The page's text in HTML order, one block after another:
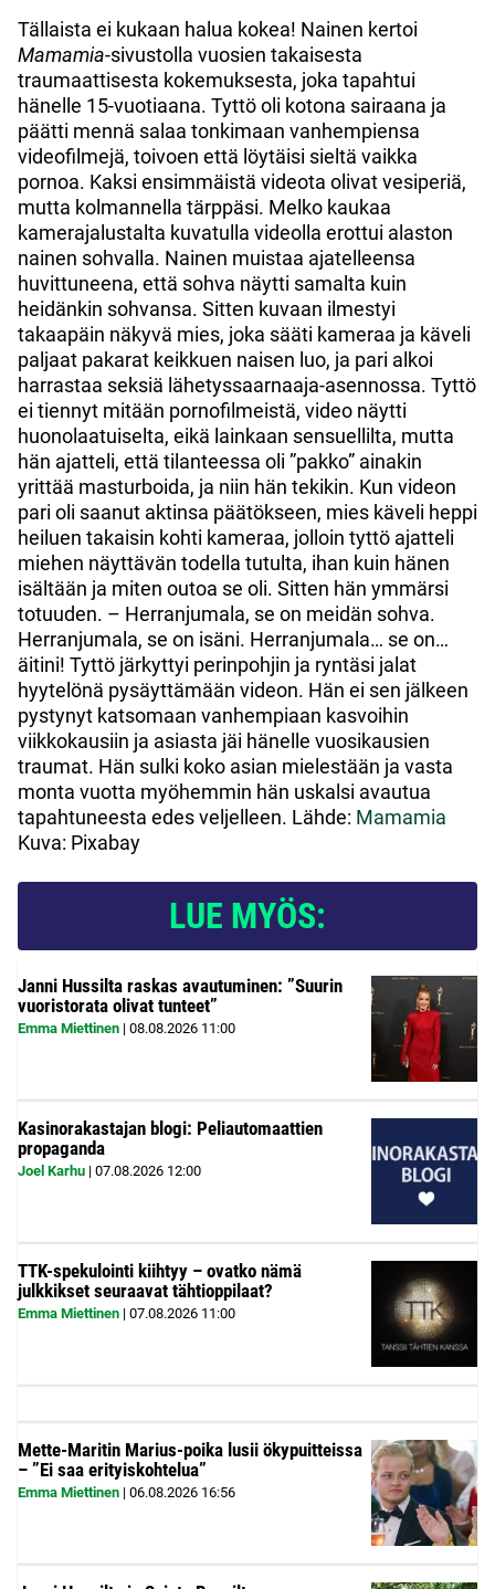
Tällaista ei kukaan halua kokea! Nainen kertoi
Mamamia-sivustolla vuosien takaisesta
traumaattisesta kokemuksesta, joka tapahtui
hänelle 15-vuotiaana. Tyttö oli kotona sairaana ja
päätti mennä salaa tonkimaan vanhempiensa
videofilmejä, toivoen että löytäisi sieltä vaikka
pornoa. Kaksi ensimmäistä videota olivat vesiperiä,
mutta kolmannella tärppäsi. Melko kaukaa
kamerajalustalta kuvatulla videolla erottui alaston
nainen sohvalla. Nainen muistaa ajatelleensa
huvittuneena, että sohva näytti samalta kuin
heidänkin sohvansa. Sitten kuvaan ilmestyi
takaapäin näkyvä mies, joka sääti kameraa ja käveli
paljaat pakarat keikkuen naisen luo, ja pari alkoi
harrastaa seksiä lähetyssaarnaaja-asennossa. Tyttö
ei tiennyt mitään pornofilmeistä, video näytti
huonolaatuiselta, eikä lainkaan sensuellilta, mutta
hän ajatteli, että tilanteessa oli ”pakko” ainakin
yrittää masturboida, ja niin hän tekikin. Kun videon
pari oli saanut aktinsa päätökseen, mies käveli heppi
heiluen takaisin kohti kameraa, jolloin tyttö ajatteli
miehen näyttävän todella tutulta, ihan kuin hänen
isältään ja miten outoa se oli. Sitten hän ymmärsi
totuuden. – Herranjumala, se on meidän sohva.
Herranjumala, se on isäni. Herranjumala… se on…
äitini! Tyttö järkyttyi perinpohjin ja ryntäsi jalat
hyytelönä pysäyttämään videon. Hän ei sen jälkeen
pystynyt katsomaan vanhempiaan kasvoihin
viikkokausiin ja asiasta jäi hänelle vuosikausien
traumat. Hän sulki koko asian mielestään ja vasta
monta vuotta myöhemmin hän uskalsi avautua
tapahtuneesta edes veljelleen. Lähde: Mamamia
Kuva: Pixabay
LUE MYÖS:
Janni Hussilta raskas avautuminen: ”Suurin
vuoristorata olivat tunteet”
Emma Miettinen | 08.08.2026 11:00
Kasinorakastajan blogi: Peliautomaattien
propaganda
Joel Karhu | 07.08.2026 12:00
TTK-spekulointi kiihtyy – ovatko nämä
julkkikset seuraavat tähtioppilaat?
Emma Miettinen | 07.08.2026 11:00
Mette-Maritin Marius-poika lusii ökypuitteissa
– ”Ei saa erityiskohtelua”
Emma Miettinen | 06.08.2026 16:56